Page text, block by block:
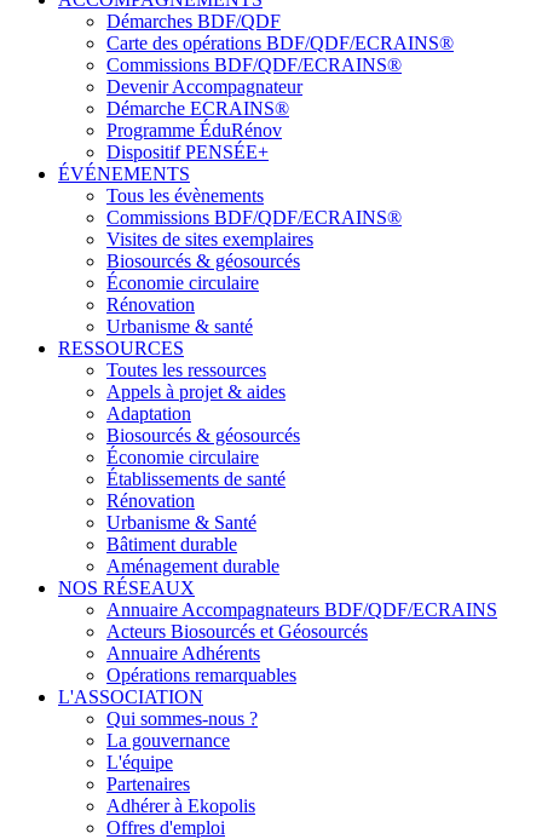
Démarches BDF/QDF
Carte des opérations BDF/QDF/ECRAINS®
Commissions BDF/QDF/ECRAINS®
Devenir Accompagnateur
Démarche ECRAINS®
Programme ÉduRénov
Dispositif PENSÉE+
ÉVÉNEMENTS
Tous les évènements
Commissions BDF/QDF/ECRAINS®
Visites de sites exemplaires
Biosourcés & géosourcés
Économie circulaire
Rénovation
Urbanisme & santé
RESSOURCES
Toutes les ressources
Appels à projet & aides
Adaptation
Biosourcés & géosourcés
Économie circulaire
Établissements de santé
Rénovation
Urbanisme & Santé
Bâtiment durable
Aménagement durable
NOS RÉSEAUX
Annuaire Accompagnateurs BDF/QDF/ECRAINS
Acteurs Biosourcés et Géosourcés
Annuaire Adhérents
Opérations remarquables
L'ASSOCIATION
Qui sommes-nous ?
La gouvernance
L'équipe
Partenaires
Adhérer à Ekopolis
Offres d'emploi